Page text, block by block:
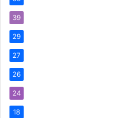
39
29
27
26
24
18